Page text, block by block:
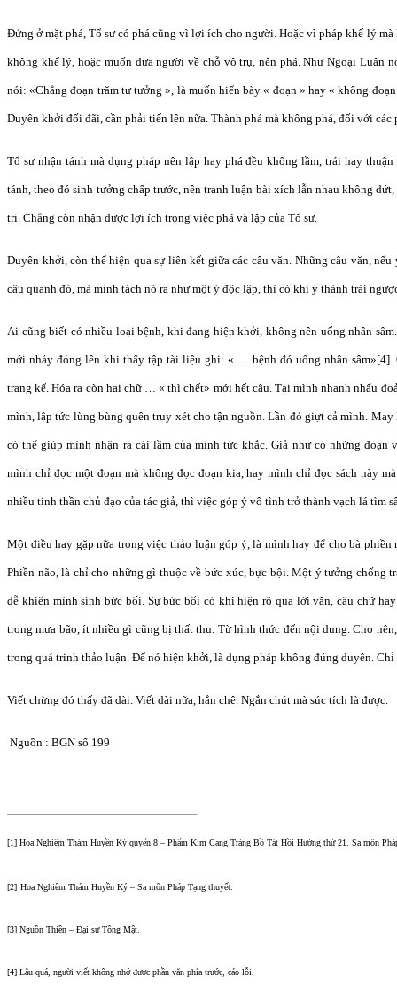
Đứng ở mặt phá, Tổ sư có phá cũng vì lợi ích cho người. Hoặc vì pháp khế lý
không khế lý, hoặc muốn đưa người về chỗ vô trụ, nên phá. Như Ngoại Luân
nói: «Chẳng đoạn trăm tư tưởng », là muốn hiển bày « đoạn » hay « không
Duyên khởi đối đãi, cần phải tiến lên nữa. Thành phá mà không phá, đối với
Tổ sư nhận tánh mà dụng pháp nên lập hay phá đều không lầm, trái hay
tánh, theo đó sinh tưởng chấp trước, nên tranh luận bài xích lẫn nhau không
tri. Chẳng còn nhận được lợi ích trong việc phá và lập của Tổ sư.
Duyên khởi, còn thể hiện qua sự liên kết giữa các câu văn. Những câu văn,
câu quanh đó, mà mình tách nó ra như một ý độc lập, thì có khi ý thành trái
Ai cũng biết có nhiều loại bệnh, khi đang hiện khởi, không nên uống nhân
mới nhảy đỏng lên khi thấy tập tài liệu ghi: « … bệnh đó uống nhân sâm»[4].
trang kế. Hóa ra còn hai chữ … « thì chết» mới hết câu. Tại mình nhanh nhẩu
mình, lập tức lùng bùng quên truy xét cho tận nguồn. Lần đó giựt cả mình.
có thể giúp mình nhận ra cái lầm của mình tức khắc. Giả như có những đoạn
mình chỉ đọc một đoạn mà không đọc đoạn kia, hay mình chỉ đọc sách này
nhiều tinh thần chủ đạo của tác giả, thì việc góp ý vô tình trở thành vạch lá tìm
Một điều hay gặp nữa trong việc thảo luận góp ý, là mình hay để cho bà
Phiền não, là chỉ cho những gì thuộc về bức xúc, bực bội. Một ý tưởng chống
dễ khiến mình sinh bức bối. Sự bức bối có khi hiện rõ qua lời văn, câu chữ
trong mưa bão, ít nhiều gì cũng bị thất thu. Từ hình thức đến nội dung. Cho
trong quá trinh thảo luận. Để nó hiện khởi, là dụng pháp không đúng duyên.
Viết chừng đó thấy đã dài. Viết dài nữa, hắn chê. Ngắn chút mà súc tích là được.
Nguồn : BGN số 199
[1] Hoa Nghiêm Thám Huyền Ký quyển 8 – Phẩm Kim Cang Tràng Bồ Tát Hồi Hướng thứ 21. Sa môn
[2] Hoa Nghiêm Thám Huyền Ký – Sa môn Pháp Tạng thuyết.
[3] Nguồn Thiền – Đại sư Tông Mật.
[4] Lâu quá, người viết không nhớ được phần văn phía trước, cáo lỗi.